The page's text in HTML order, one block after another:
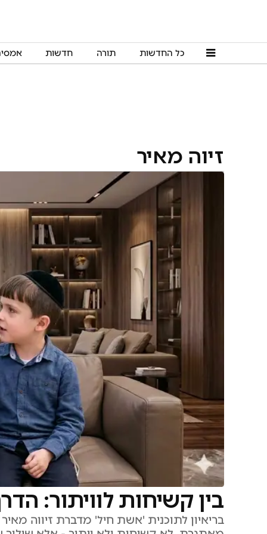
כל החדשות תורה חדשות
זיוה מאיר
בין קשיחות לוויתור:
בריאיון לתוכנית 'אשת חיל' מדברת זיווה